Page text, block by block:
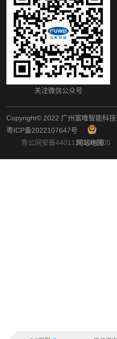
关注微信公众号
Copyright©️ 2022 广州富唯智能科技
粤ICP备2022107647号
粤公网安备44011202002405
网站地图